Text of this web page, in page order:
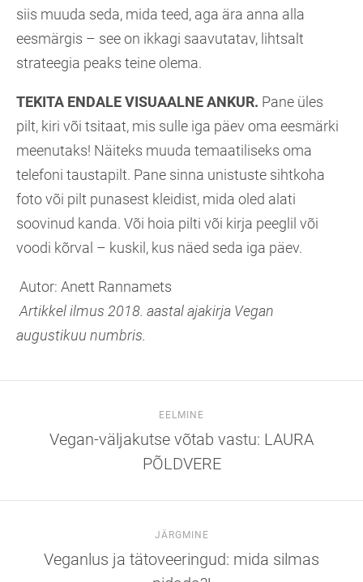
siis muuda seda, mida teed, aga ära anna alla
eesmärgis – see on ikkagi saavutatav, lihtsalt
strateegia peaks teine olema.
TEKITA ENDALE VISUAALNE ANKUR. Pane üles
pilt, kiri või tsitaat, mis sulle iga päev oma eesmärki
meenutaks! Näiteks muuda temaatiliseks oma
telefoni taustapilt. Pane sinna unistuste sihtkoha
foto või pilt punasest kleidist, mida oled alati
soovinud kanda. Või hoia pilti või kirja peeglil või
voodi kõrval – kuskil, kus näed seda iga päev.
Autor: Anett Rannamets
Artikkel ilmus 2018. aastal ajakirja Vegan
augustikuu numbris.
EELMINE
Vegan-väljakutse võtab vastu: LAURA
PÕLDVERE
JÄRGMINE
Veganlus ja tätoveeringud: mida silmas